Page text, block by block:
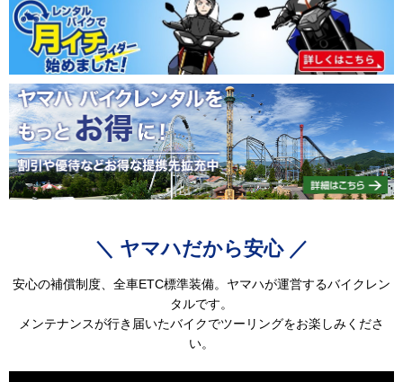
＼ ヤマハだから安心 ／
安心の補償制度、全車ETC標準装備。ヤマハが運営するバイクレン
タルです。
メンテナンスが行き届いたバイクでツーリングをお楽しみくださ
い。